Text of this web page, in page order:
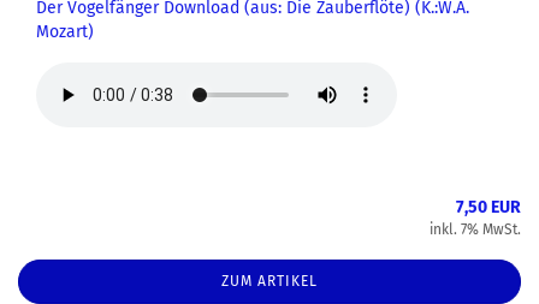
Der Vogelfänger Download (aus: Die Zauberflöte) (K.:W.A.
Mozart)
7,50 EUR
inkl. 7% MwSt.
ZUM ARTIKEL